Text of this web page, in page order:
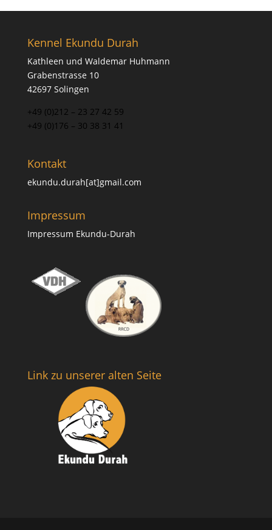
Kennel Ekundu Durah
Kathleen und Waldemar Huhmann
Grabenstrasse 10
42697 Solingen
+49 (0)212 – 23 27 42 59
+49 (0)176 – 30 38 31 41
Kontakt
ekundu.durah[at]gmail.com
Impressum
Impressum Ekundu-Durah
Link zu unserer alten Seite